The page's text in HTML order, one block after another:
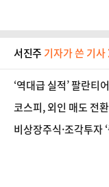
서진주 기자가 쓴 기사
‘역대급 실적’ 팔란티
코스피, 외인 매도 전
비상장주식·조각투자